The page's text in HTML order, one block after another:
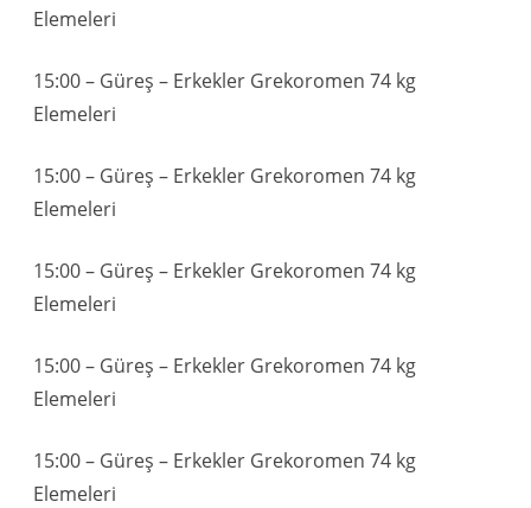
Elemeleri
15:00 – Güreş – Erkekler Grekoromen 74 kg
Elemeleri
15:00 – Güreş – Erkekler Grekoromen 74 kg
Elemeleri
15:00 – Güreş – Erkekler Grekoromen 74 kg
Elemeleri
15:00 – Güreş – Erkekler Grekoromen 74 kg
Elemeleri
15:00 – Güreş – Erkekler Grekoromen 74 kg
Elemeleri